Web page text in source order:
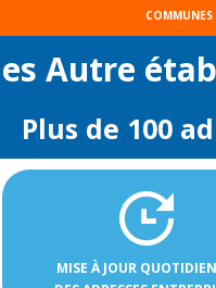
COMMUNES
Autre
Plus de 100
MISE À JOUR